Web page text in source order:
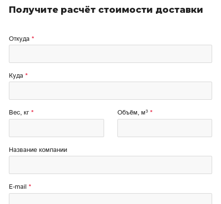
Получите расчёт стоимости доставки
Откуда
Куда
Вес, кг Объём, м3
Название компании
E-mail